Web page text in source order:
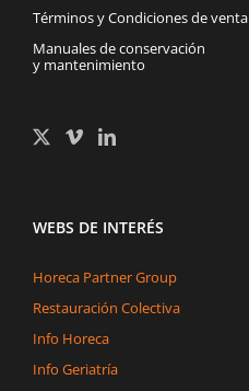
Términos y Condiciones de venta
Manuales de conservación
y mantenimiento
WEBS DE INTERÉS
Horeca Partner Group
Restauración Colectiva
Info Horeca
Info Geriatría